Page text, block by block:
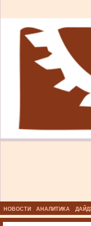
НОВОСТИ АНАЛИТИКА